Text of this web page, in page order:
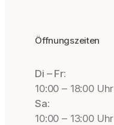
Öffnungszeiten
Di – Fr:
10:00 – 18:00 Uhr
Sa:
10:00 – 13:00 Uhr